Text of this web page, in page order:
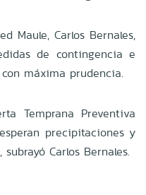
Maule, Carlos Bernales,
de contingencia e
máxima prudencia.
Temprana Preventiva
precipitaciones y
Carlos Bernales.